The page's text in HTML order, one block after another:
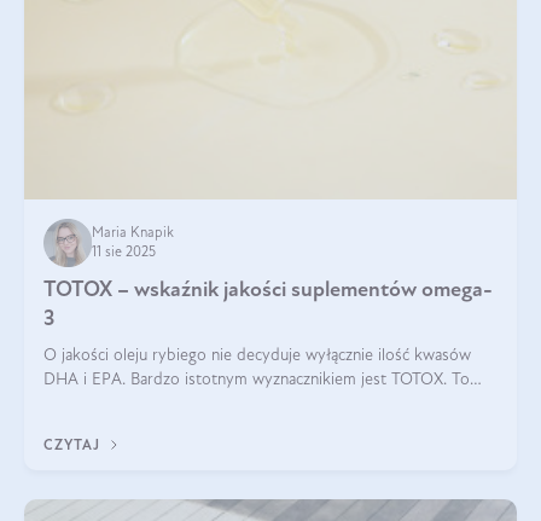
Maria Knapik
11 sie 2025
TOTOX – wskaźnik jakości suplementów omega-
3
O jakości oleju rybiego nie decyduje wyłącznie ilość kwasów
DHA i EPA. Bardzo istotnym wyznacznikiem jest TOTOX. To
CZYTAJ